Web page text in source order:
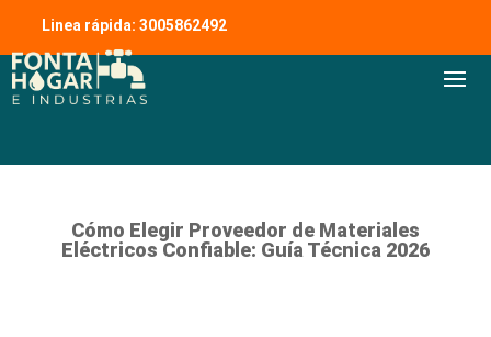
Linea rápida: 3005862492
Cómo Elegir Proveedor de Materiales
Eléctricos Confiable: Guía Técnica 2026